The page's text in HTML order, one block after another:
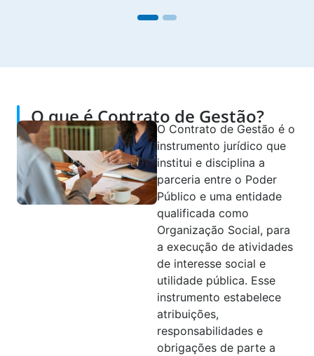
O que é Contrato de Gestão?
O Contrato de Gestão é o
instrumento jurídico que
institui e disciplina a
parceria entre o Poder
Público e uma entidade
qualificada como
Organização Social, para
a execução de atividades
de interesse social e
utilidade pública. Esse
instrumento estabelece
atribuições,
responsabilidades e
obrigações de parte a